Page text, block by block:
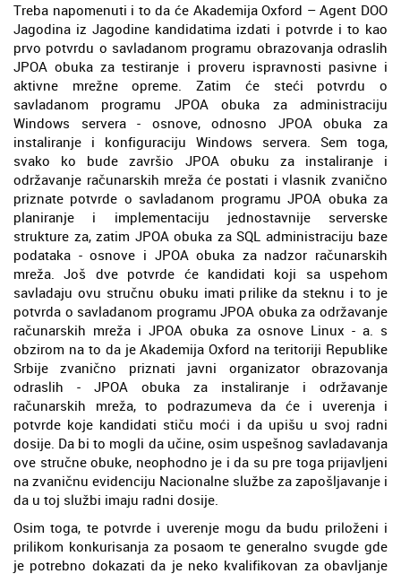
Treba napomenuti i to da će Akademija Oxford – Agent DOO
Jagodina iz Jagodine kandidatima izdati i potvrde i to kao
prvo potvrdu o savladanom programu obrazovanja odraslih
JPOA obuka za testiranje i proveru ispravnosti pasivne i
aktivne mrežne opreme. Zatim će steći potvrdu o
savladanom programu JPOA obuka za administraciju
Windows servera - osnove, odnosno JPOA obuka za
instaliranje i konfiguraciju Windows servera. Sem toga,
svako ko bude završio JPOA obuku za instaliranje i
održavanje računarskih mreža će postati i vlasnik zvanično
priznate potvrde o savladanom programu JPOA obuka za
planiranje i implementaciju jednostavnije serverske
strukture za, zatim JPOA obuka za SQL administraciju baze
podataka - osnove i JPOA obuka za nadzor računarskih
mreža. Još dve potvrde će kandidati koji sa uspehom
savladaju ovu stručnu obuku imati prilike da steknu i to je
potvrda o savladanom programu JPOA obuka za održavanje
računarskih mreža i JPOA obuka za osnove Linux - a. s
obzirom na to da je Akademija Oxford na teritoriji Republike
Srbije zvanično priznati javni organizator obrazovanja
odraslih - JPOA obuka za instaliranje i održavanje
računarskih mreža, to podrazumeva da će i uverenja i
potvrde koje kandidati stiču moći i da upišu u svoj radni
dosije. Da bi to mogli da učine, osim uspešnog savladavanja
ove stručne obuke, neophodno je i da su pre toga prijavljeni
na zvaničnu evidenciju Nacionalne službe za zapošljavanje i
da u toj službi imaju radni dosije.
Osim toga, te potvrde i uverenje mogu da budu priloženi i
prilikom konkurisanja za posaom te generalno svugde gde
je potrebno dokazati da je neko kvalifikovan za obavljanje